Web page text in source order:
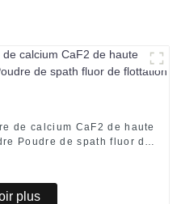
de calcium CaF2 de haute
Poudre de spath fluor de
plus